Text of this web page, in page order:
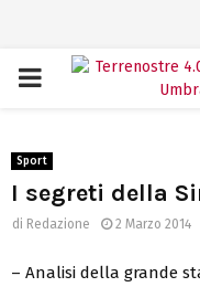
PRIMARY
Sport
I segreti della
di Redazione 2 Marzo 2014
– Analisi della grande